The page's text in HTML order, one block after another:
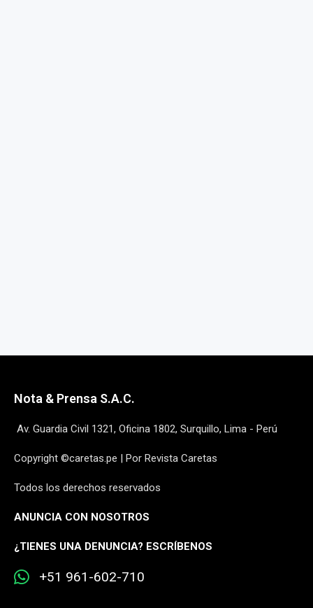
Nota & Prensa S.A.C.
Av. Guardia Civil 1321, Oficina 1802, Surquillo, Lima - Perú
Copyright ©caretas.pe | Por Revista Caretas
Todos los derechos reservados
ANUNCIA CON NOSOTROS
¿TIENES UNA DENUNCIA? ESCRÍBENOS
+51 961-602-710